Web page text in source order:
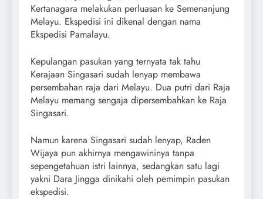
Kertanagara melakukan perluasan ke Semenanjung
Melayu. Ekspedisi ini dikenal dengan nama
Ekspedisi Pamalayu.
Kepulangan pasukan yang ternyata tak tahu
Kerajaan Singasari sudah lenyap membawa
persembahan raja dari Melayu. Dua putri dari Raja
Melayu memang sengaja dipersembahkan ke Raja
Singasari.
Namun karena Singasari sudah lenyap, Raden
Wijaya pun akhirnya mengawininya tanpa
sepengetahuan istri lainnya, sedangkan satu lagi
yakni Dara Jingga dinikahi oleh pemimpin pasukan
ekspedisi.